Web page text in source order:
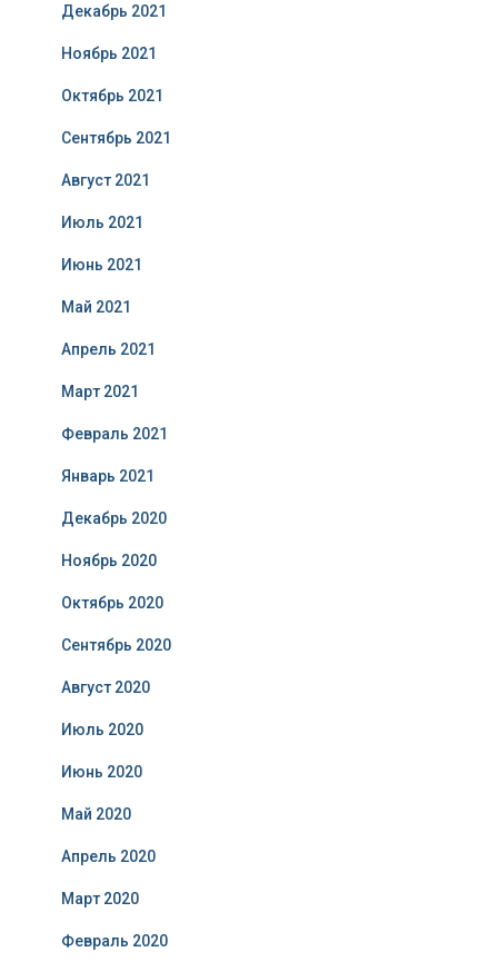
Декабрь 2021
Ноябрь 2021
Октябрь 2021
Сентябрь 2021
Август 2021
Июль 2021
Июнь 2021
Май 2021
Апрель 2021
Март 2021
Февраль 2021
Январь 2021
Декабрь 2020
Ноябрь 2020
Октябрь 2020
Сентябрь 2020
Август 2020
Июль 2020
Июнь 2020
Май 2020
Апрель 2020
Март 2020
Февраль 2020